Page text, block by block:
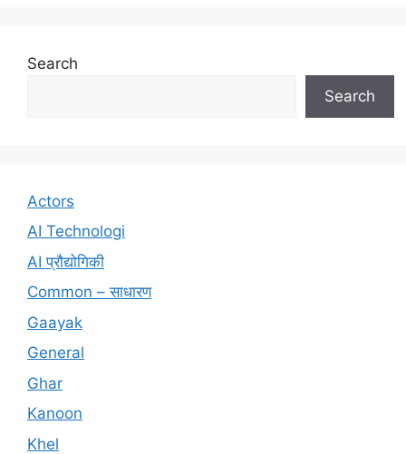
Search
Search
Actors
AI Technologi
AI प्रौद्योगिकी
Common – साधारण
Gaayak
General
Ghar
Kanoon
Khel